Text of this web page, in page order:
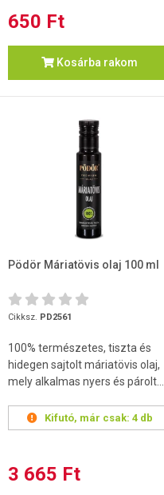
650 Ft
Kosárba rakom
Pödör Máriatövis olaj 100 ml
Cikksz. PD2561
100% természetes, tiszta és
hidegen sajtolt máriatövis olaj,
mely alkalmas nyers és párolt...
Kifutó, már csak: 4 db
3 665 Ft